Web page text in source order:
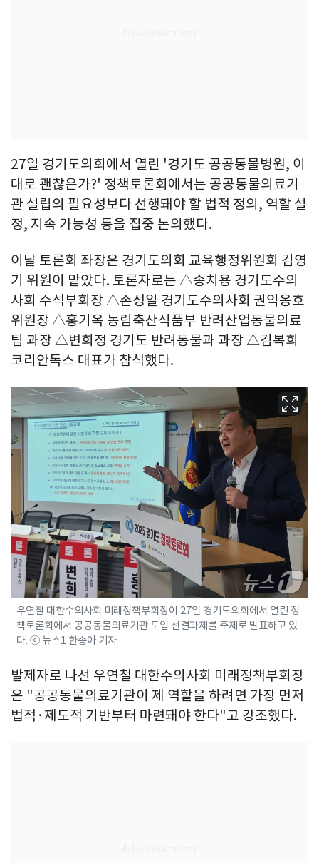
27일 경기도의회에서 열린 '경기도 공공동물병원, 이
대로 괜찮은가?' 정책토론회에서는 공공동물의료기
관 설립의 필요성보다 선행돼야 할 법적 정의, 역할 설
정, 지속 가능성 등을 집중 논의했다.
이날 토론회 좌장은 경기도의회 교육행정위원회 김영
기 위원이 맡았다. 토론자로는 △송치용 경기도수의
사회 수석부회장 △손성일 경기도수의사회 권익옹호
위원장 △홍기옥 농림축산식품부 반려산업동물의료
팀 과장 △변희정 경기도 반려동물과 과장 △김복희
코리안독스 대표가 참석했다.
우연철 대한수의사회 미래정책부회장이 27일 경기도의회에서 열린 정
책토론회에서 공공동물의료기관 도입 선결과제를 주제로 발표하고 있
다. ⓒ 뉴스1 한송아 기자
발제자로 나선 우연철 대한수의사회 미래정책부회장
은 "공공동물의료기관이 제 역할을 하려면 가장 먼저
법적·제도적 기반부터 마련돼야 한다"고 강조했다.